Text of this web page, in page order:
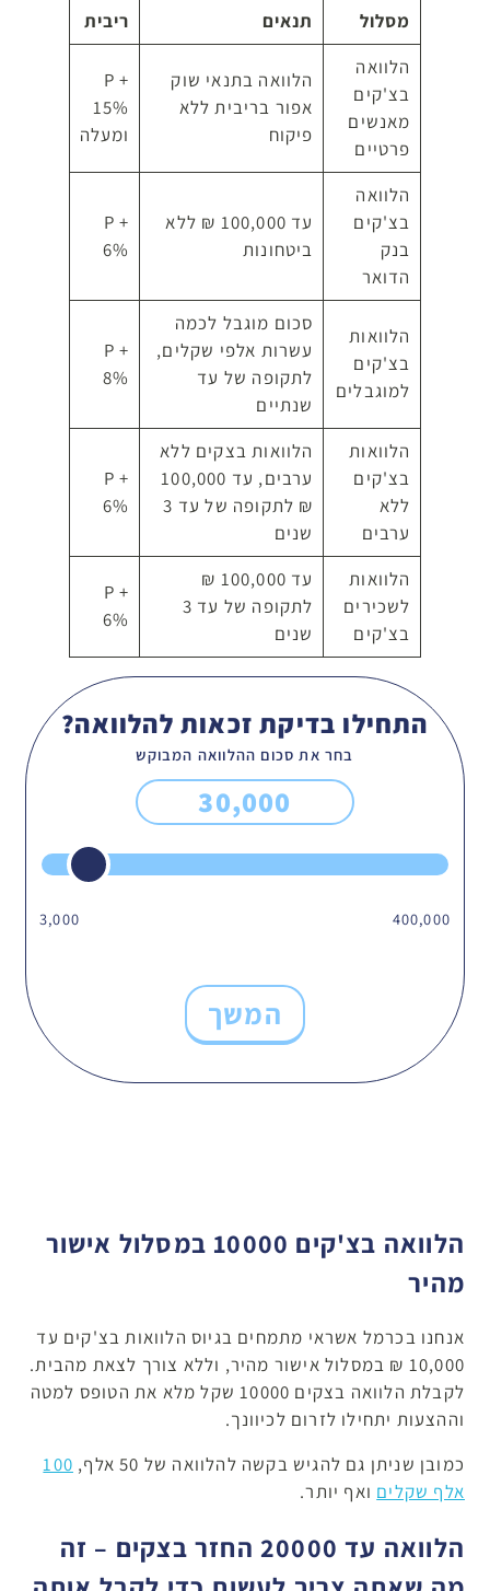
מסלול תנאים
ריבית
הלוואה
בצ'קים
מאנשים
פרטיים
הלוואה בתנאי שוק
אפור בריבית ללא
פיקוח
P +
15%
ומעלה
הלוואה
בצ'קים
בנק
הדואר
עד 100,000 ₪ ללא
ביטחונות
P +
6%
הלוואות
בצ'קים
למוגבלים
סכום מוגבל לכמה
עשרות אלפי שקלים,
לתקופה של עד
שנתיים
P +
8%
הלוואות
בצ'קים
ללא
ערבים
הלוואות בצקים ללא
ערבים, עד 100,000
₪ לתקופה של עד 3
שנים
P +
6%
הלוואות
לשכירים
בצ'קים
עד 100,000 ₪
לתקופה של עד 3
שנים
P +
6%
התחילו בדיקת זכאות להלוואה?
בחר את סכום ההלוואה המבוקש
30,000
3,000 400,000
המשך
הלוואה בצ'קים 10000 במסלול אישור
מהיר
אנחנו בכרמל אשראי מתמחים בגיוס הלוואות בצ'קים עד
10,000 ₪ במסלול אישור מהיר, וללא צורך לצאת מהבית.
לקבלת הלוואה בצקים 10000 שקל מלא את הטופס למטה
וההצעות יתחילו לזרום לכיוונך.
כמובן שניתן גם להגיש בקשה להלוואה של 50 אלף,
100
אלף שקלים ואף יותר.
הלוואה עד 20000 החזר בצקים – זה